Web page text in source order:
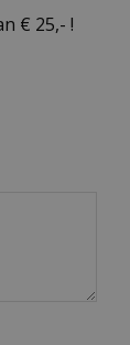
€ 25,- !